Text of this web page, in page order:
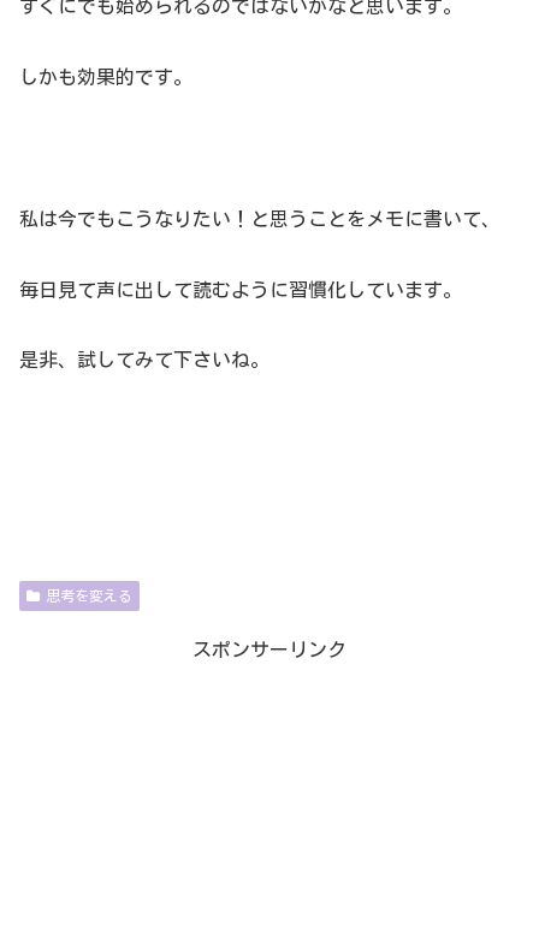
すぐにでも始められるのではないかなと思います。
しかも効果的です。
私は今でもこうなりたい！と思うことをメモに書いて、
毎日見て声に出して読むように習慣化しています。
是非、試してみて下さいね。
思考を変える
スポンサーリンク